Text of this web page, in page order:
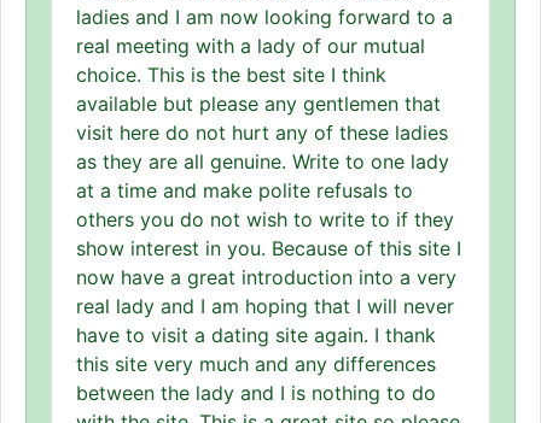
ladies and I am now looking forward to a
real meeting with a lady of our mutual
choice. This is the best site I think
available but please any gentlemen that
visit here do not hurt any of these ladies
as they are all genuine. Write to one lady
at a time and make polite refusals to
others you do not wish to write to if they
show interest in you. Because of this site I
now have a great introduction into a very
real lady and I am hoping that I will never
have to visit a dating site again. I thank
this site very much and any differences
between the lady and I is nothing to do